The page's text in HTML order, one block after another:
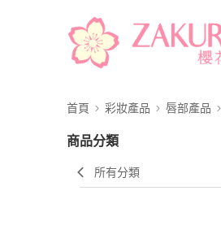
首頁 彩妝產品 唇部產品
商品分類
所有分類